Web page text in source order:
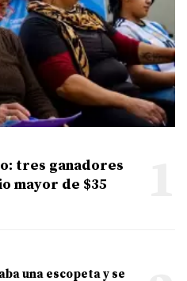
tres ganadores
mayor de $35
una escopeta y se